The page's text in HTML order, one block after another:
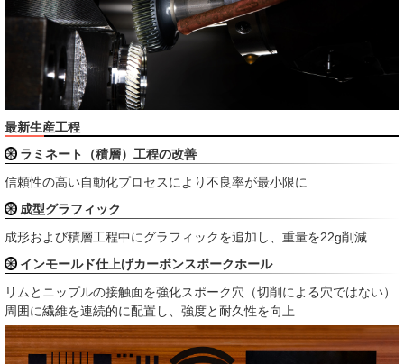
最新生産工程
ラミネート（積層）工程の改善
信頼性の高い自動化プロセスにより不良率が最小限に
成型グラフィック
成形および積層工程中にグラフィックを追加し、重量を22g削減
インモールド仕上げカーボンスポークホール
リムとニップルの接触面を強化スポーク穴（切削による穴ではない）
周囲に繊維を連続的に配置し、強度と耐久性を向上